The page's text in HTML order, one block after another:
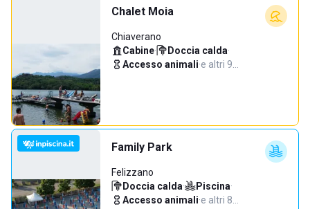
Chalet Moia
Chiaverano
Cabine· Doccia calda·
Accesso animali·e altri 9…
Family Park
Felizzano
Doccia calda· Piscina·
Accesso animali·e altri 8…